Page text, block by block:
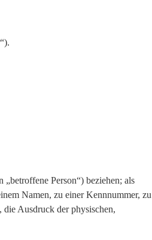
Person“) beziehen; als
Namen, zu einer Kennnummer, zu
Ausdruck der physischen,